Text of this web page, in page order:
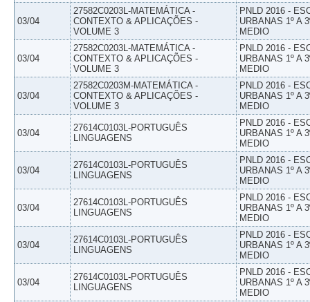
03/04
27582C0203L-MATEMÁTICA -
CONTEXTO & APLICAÇÕES -
VOLUME 3
PNLD 2016 -
URBANAS 1º A
MEDIO
03/04
27582C0203L-MATEMÁTICA -
CONTEXTO & APLICAÇÕES -
VOLUME 3
PNLD 2016 -
URBANAS 1º A
MEDIO
03/04
27582C0203M-MATEMÁTICA -
CONTEXTO & APLICAÇÕES -
VOLUME 3
PNLD 2016 -
URBANAS 1º A
MEDIO
03/04
27614C0103L-PORTUGUÊS
LINGUAGENS
PNLD 2016 -
URBANAS 1º A
MEDIO
03/04
27614C0103L-PORTUGUÊS
LINGUAGENS
PNLD 2016 -
URBANAS 1º A
MEDIO
03/04
27614C0103L-PORTUGUÊS
LINGUAGENS
PNLD 2016 -
URBANAS 1º A
MEDIO
03/04
27614C0103L-PORTUGUÊS
LINGUAGENS
PNLD 2016 -
URBANAS 1º A
MEDIO
03/04
27614C0103L-PORTUGUÊS
LINGUAGENS
PNLD 2016 -
URBANAS 1º A
MEDIO